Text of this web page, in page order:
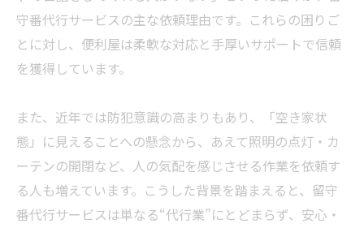
守番代行サービスの主な依頼理由です。これらの困りご
とに対し、便利屋は柔軟な対応と手厚いサポートで信頼
を獲得しています。
また、近年では防犯意識の高まりもあり、「空き家状
態」に見えることへの懸念から、あえて照明の点灯・カ
ーテンの開閉など、人の気配を感じさせる作業を依頼す
る人も増えています。こうした背景を踏まえると、留守
番代行サービスは単なる“代行業”にとどまらず、安心・